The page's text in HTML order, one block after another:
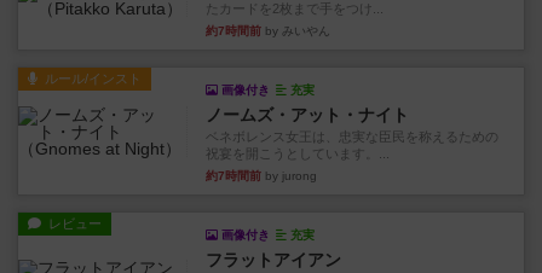
たカードを2枚まで手をつけ...
約7時間前 by みいやん
ルール/インスト
画像付き 充実
ノームズ・アット・ナイト
ベネボレンス女王は、忠実な臣民を称えるための
祝宴を開こうとしています。...
約7時間前 by jurong
レビュー
画像付き 充実
フラットアイアン